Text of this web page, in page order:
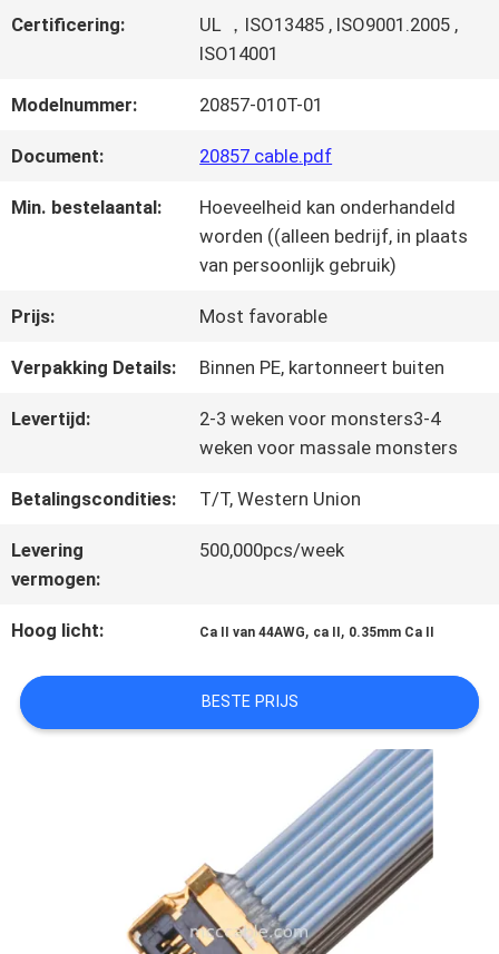
FABRIEKSTOUR
NEEM
MET
ONS
OP
NIEUWS
GEVALLEN
VRAAG
EEN
PRIVACYBELEID
Certificering:
UL ，ISO13485 , ISO9001.2005 ,
ISO14001
Modelnummer: 20857-010T-01
Document: 20857 cable.pdf
Min. bestelaantal:
Hoeveelheid kan onderhandeld
worden ((alleen bedrijf, in plaats
van persoonlijk gebruik)
Prijs: Most favorable
Verpakking Details: Binnen PE, kartonneert buiten
Levertijd:
2-3 weken voor monsters3-4
weken voor massale monsters
Betalingscondities: T/T, Western Union
Levering
vermogen:
500,000pcs/week
Hoog licht: Ca II van 44AWG, ca II , 0.35mm Ca II
BESTE PRIJS